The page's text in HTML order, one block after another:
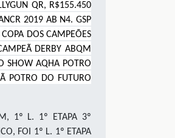
QR, R$155.450
2019 AB N4. GSP
DOS CAMPEÕES
DERBY ABQM
SHOW AQHA POTRO
POTRO DO FUTURO
1º L. 1º ETAPA 3º
FOI 1º L. 1º ETAPA